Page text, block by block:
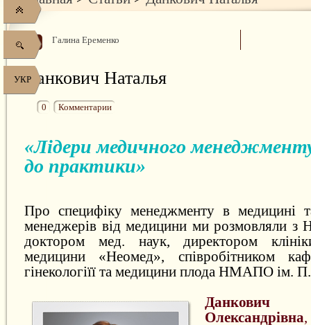
УКР
Галина Еременко
Данкович Наталья
0 Комментарии
«Лідери медичного
до практики»
Про специфіку менеджменту в медицині
менеджерів від медицини ми розмовляли з
доктором мед. наук, директором
медицини «Неомед», співробітником
гінекологіїї та медицини плода НМАПО ім.
Олександрівна,